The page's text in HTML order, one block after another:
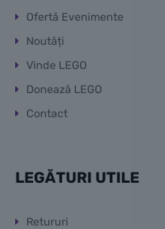
Ofertă Evenimente
Noutăți
Vinde LEGO
Donează LEGO
Contact
LEGĂTURI UTILE
Retururi